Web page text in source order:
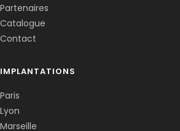
Partenaires
Catalogue
Contact
IMPLANTATIONS
Paris
Lyon
Marseille